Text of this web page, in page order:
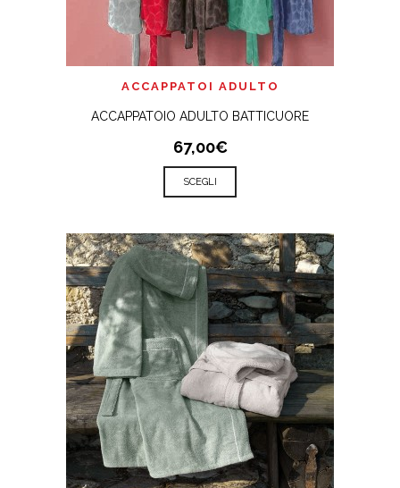
ACCAPPATOI ADULTO
ACCAPPATOIO ADULTO BATTICUORE
67,00€
SCEGLI